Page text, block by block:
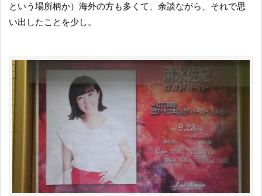
という場所柄か）海外の方も多くて、余談ながら、それで思
い出したことを少し。